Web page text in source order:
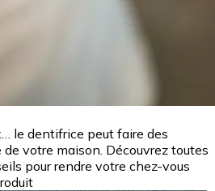
le dentifrice peut faire des
votre maison. Découvrez toutes
pour rendre votre chez-vous